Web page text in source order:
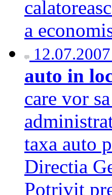
a
12.07.2007
auto in
care vor
taxa auto
Directia
Potrivit